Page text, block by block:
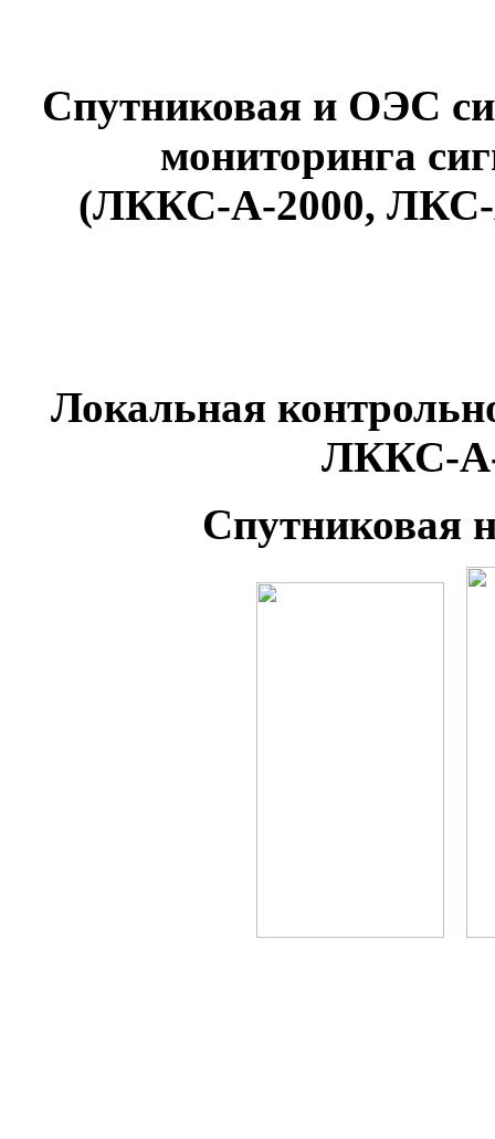
Спутниковая и ОЭС
мониторинга
(ЛККС-А-2000,
Локальная
ЛККС-
Спутниковая